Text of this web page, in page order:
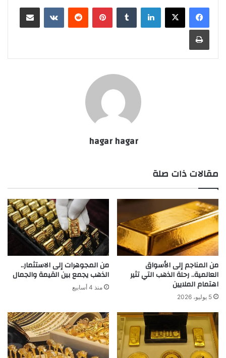
لينكدإن بينتيريست مشاركة عبر البريد
طباعة
hagar hagar
مقالات ذات صلة
من المناجم إلى الأسواق
العالمية.. رحلة الذهب التي تثير
اهتمام الملايين
5 يوليو، 2026
من المجوهرات إلى الاستثمار..
الذهب يجمع بين القيمة والجمال
منذ 4 أسابيع